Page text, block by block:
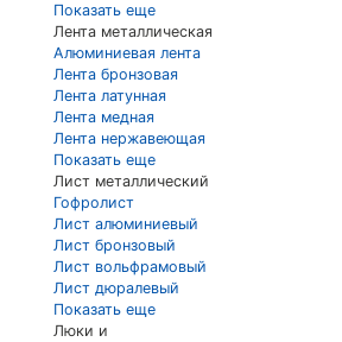
Показать еще
Лента металлическая
Алюминиевая лента
Лента бронзовая
Лента латунная
Лента медная
Лента нержавеющая
Показать еще
Лист металлический
Гофролист
Лист алюминиевый
Лист бронзовый
Лист вольфрамовый
Лист дюралевый
Показать еще
Люки и